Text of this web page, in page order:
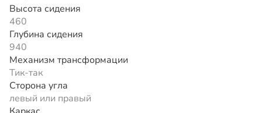
Высота сидения
460
Глубина сидения
940
Механизм трансформации
Тик-так
Сторона угла
левый или правый